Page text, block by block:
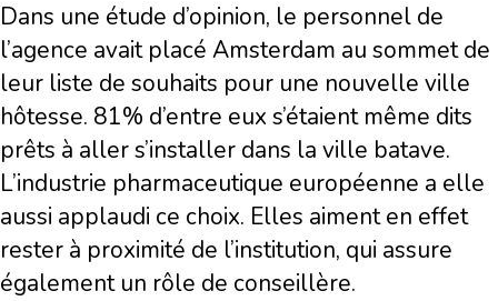
Dans une étude d’opinion, le personnel de
l’agence avait placé Amsterdam au sommet de
leur liste de souhaits pour une nouvelle ville
hôtesse. 81% d’entre eux s’étaient même dits
prêts à aller s’installer dans la ville batave.
L’industrie pharmaceutique européenne a elle
aussi applaudi ce choix. Elles aiment en effet
rester à proximité de l’institution, qui assure
également un rôle de conseillère.